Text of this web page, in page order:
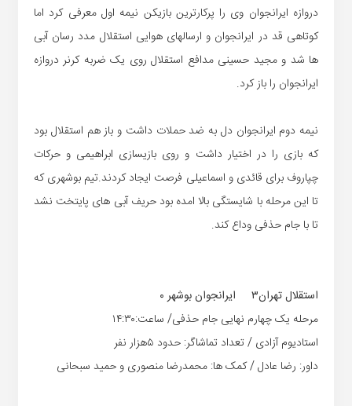
دروازه ایرانجوان وی را پرکارترین بازیکن نیمه اول معرفی کرد اما
کوتاهی قد در ایرانجوان و ارسالهای هوایی استقلال مدد رسان آبی
ها شد و مجید حسینی مدافع استقلال روی یک ضربه کرنر دروازه
ایرانجوان را باز کرد.
نیمه دوم ایرانجوان دل به ضد حملات داشت و باز هم استقلال بود
که بازی را در اختیار داشت و روی بازیسازی ابراهیمی و حرکات
چپاروف برای قائدی و اسماعیلی فرصت ایجاد کردند.تیم بوشهری که
تا این مرحله با شایستگی بالا امده بود حریف آبی های پایتخت نشد
تا با جام حذفی وداع کند.
استقلال تهران۳ ایرانجوان بوشهر ۰
مرحله یک چهارم نهایی جام حذفی/ ساعت:۱۴:۳۰
استادیوم آزادی / تعداد تماشاگر: حدود ۵هزار نفر
داور: رضا عادل / کمک ها: محمدرضا منصوری و حمید سبحانی